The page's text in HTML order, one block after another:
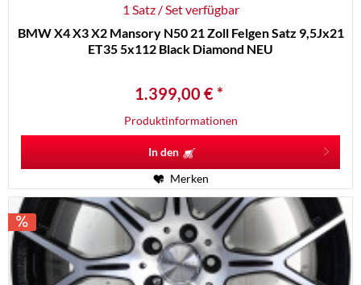
1 Satz / Set verfügbar
BMW X4 X3 X2 Mansory N50 21 Zoll Felgen Satz 9,5Jx21
ET35 5x112 Black Diamond NEU
1.399,00 € *
Produktinformationen
In den
Merken